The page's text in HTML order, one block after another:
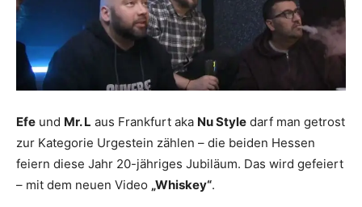
Efe und Mr. L aus Frankfurt aka Nu Style darf man getrost
zur Kategorie Urgestein zählen – die beiden Hessen
feiern diese Jahr 20-jähriges Jubiläum. Das wird gefeiert
– mit dem neuen Video „Whiskey“.